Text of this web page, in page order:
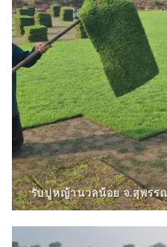
รับปูหญ้านวลน้อย จ.สุพรร